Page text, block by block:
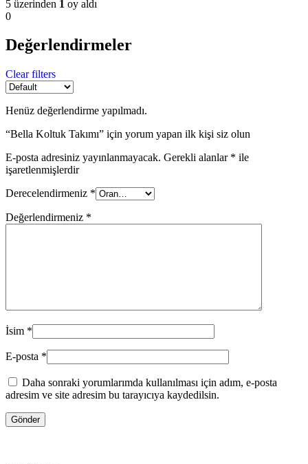
5 üzerinden 1 oy aldı
0
Değerlendirmeler
Clear filters
Henüz değerlendirme yapılmadı.
“Bella Koltuk Takımı” için yorum yapan ilk kişi siz olun
E-posta adresiniz yayınlanmayacak. Gerekli alanlar * ile
işaretlenmişlerdir
Derecelendirmeniz *
Değerlendirmeniz *
İsim *
E-posta *
Daha sonraki yorumlarımda kullanılması için adım, e-posta
adresim ve site adresim bu tarayıcıya kaydedilsin.